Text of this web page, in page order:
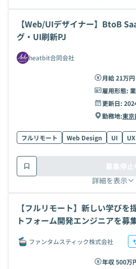
【Web/UIデザイナー】BtoB
グ・UI刷新PJ
heatbit合同会社
月給 21万
雇用形態:
更新日:
勤務地:東京
フルリモート Web Design UI UX
詳細を表示
募集停止
【フルリモート】新しい学びを
トフォーム開発エンジニアを募
ファンタムスティック株式会社
年収 500万